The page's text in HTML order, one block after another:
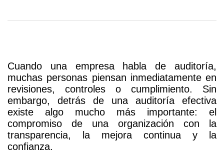
procesos
desde
adentro
Cuando una empresa habla de auditoría,
muchas personas piensan inmediatamente en
revisiones, controles o cumplimiento. Sin
embargo, detrás de una auditoría efectiva
existe algo mucho más importante: el
compromiso de una organización con la
transparencia, la mejora continua y la
confianza.